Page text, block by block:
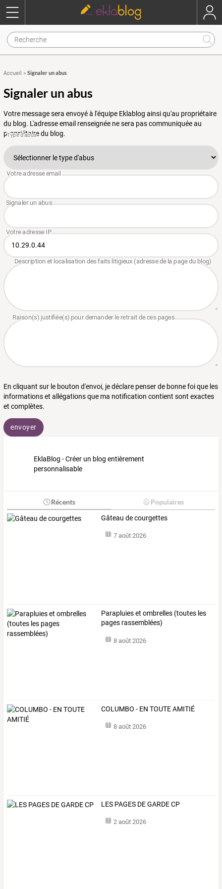
Accueil » Signaler un abus
Signaler un abus
Votre message sera envoyé à l'équipe Eklablog ainsi qu'au propriétaire
du blog. L'adresse email renseignée ne sera pas communiquée au
propriétaire du blog.
En cliquant sur le bouton d'envoi, je déclare penser de bonne foi que les
informations et allégations que ma notification contient sont exactes
et complètes.
envoyer
EklaBlog - Créer un blog entièrement
personnalisable
Récents Populaires
Gâteau de courgettes
7 août 2026
Parapluies et ombrelles (toutes les
pages rassemblées)
8 août 2026
COLUMBO - EN TOUTE AMITIÉ
8 août 2026
LES PAGES DE GARDE CP
2 août 2026